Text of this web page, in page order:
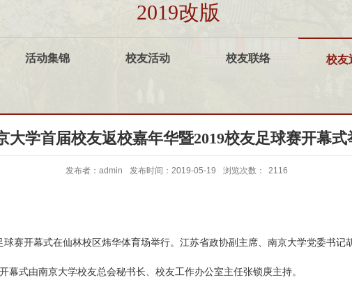
2019改版
活动集锦 校友活动 校友联络 校友
大学首届校友返校嘉年华暨2019校友足球赛开幕式
发布者：admin 发布时间：2019-05-19 浏览次数： 2116
赛开幕式在仙林校区炜华体育场举行。江苏省政协副主席、南京大学党委书
式由南京大学校友总会秘书长、校友工作办公室主任张锁庚主持。